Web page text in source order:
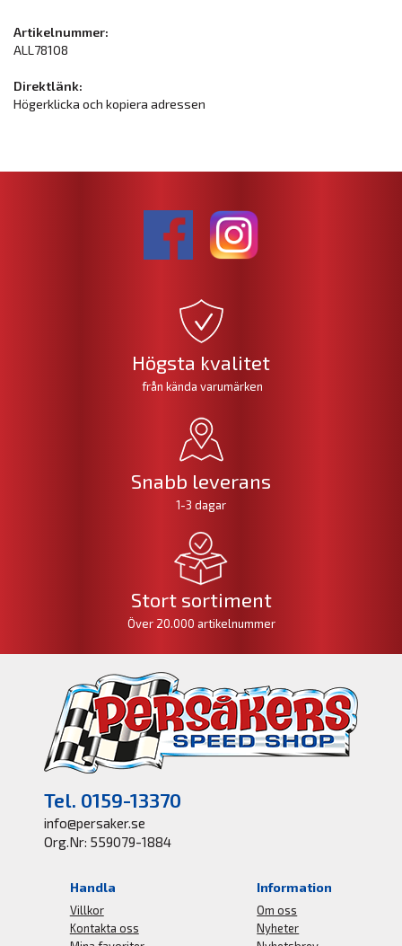
Artikelnummer:
ALL78108
Direktlänk:
Högerklicka och kopiera adressen
Högsta kvalitet
från kända varumärken
Snabb leverans
1-3 dagar
Stort sortiment
Över 20.000 artikelnummer
Tel. 0159-13370
info@persaker.se
Org.Nr: 559079-1884
Handla
Villkor
Kontakta oss
Information
Om oss
Nyheter